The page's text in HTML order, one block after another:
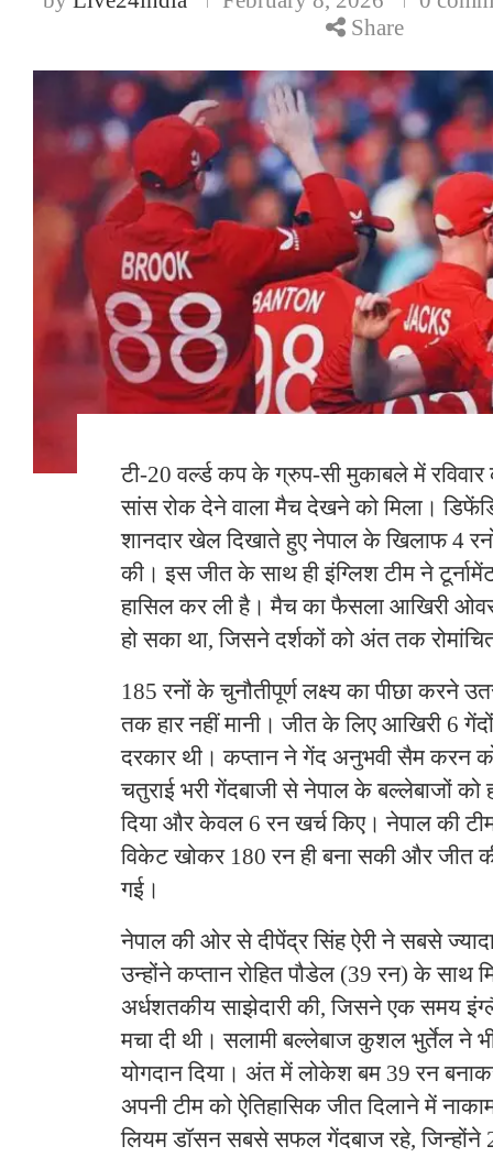
Share
टी-20 वर्ल्ड कप के ग्रुप-सी मुकाबले में
सांस रोक देने वाला मैच देखने को मिला।
शानदार खेल दिखाते हुए नेपाल के खिलाफ 4
की। इस जीत के साथ ही इंग्लिश टीम ने
हासिल कर ली है। मैच का फैसला आखिरी
हो सका था, जिसने दर्शकों को अंत तक
185 रनों के चुनौतीपूर्ण लक्ष्य का पीछा करने
तक हार नहीं मानी। जीत के लिए आखिरी 6
दरकार थी। कप्तान ने गेंद अनुभवी सैम करन
चतुराई भरी गेंदबाजी से नेपाल के बल्लेबाजों को
दिया और केवल 6 रन खर्च किए। नेपाल की टीम
विकेट खोकर 180 रन ही बना सकी और
गई।
नेपाल की ओर से दीपेंद्र सिंह ऐरी ने सबसे
उन्होंने कप्तान रोहित पौडेल (39 रन) के साथ
अर्धशतकीय साझेदारी की, जिसने एक समय
मचा दी थी। सलामी बल्लेबाज कुशल भुर्तेल ने
योगदान दिया। अंत में लोकेश बम 39 रन
अपनी टीम को ऐतिहासिक जीत दिलाने में
लियम डॉसन सबसे सफल गेंदबाज रहे, जिन्होंने